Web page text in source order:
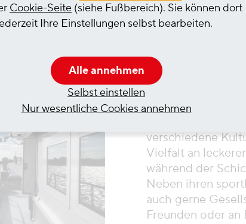
Kaffee,
An Bord wird
verschiedene
Vielfalt an
während der
Neben ihren
auch gerne
Freunden oder an
Cookie-Seite (siehe Fußbereich). Sie können dort
Ihre Einstellungen selbst bearbeiten.
Alle annehmen
Selbst einstellen
Nur wesentliche Cookies annehmen